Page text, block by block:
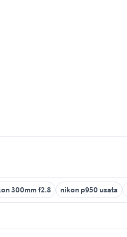
300mm f2.8 nikon p950 usata